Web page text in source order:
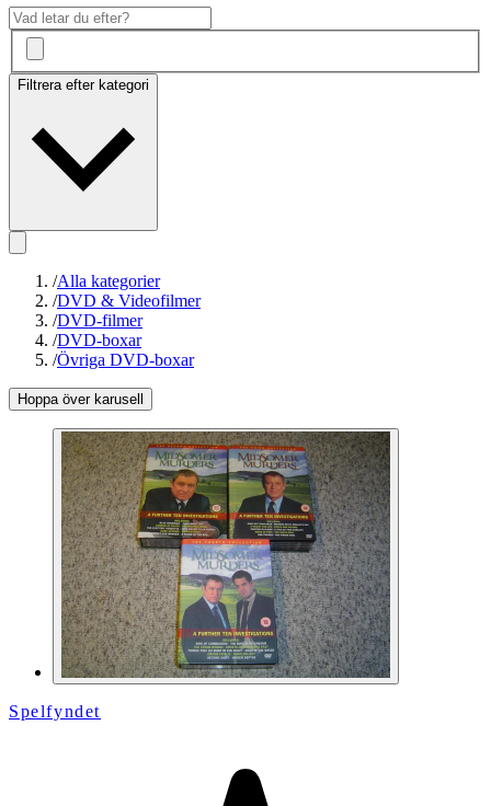
Filtrera efter kategori
/Alla kategorier
/DVD & Videofilmer
/DVD-filmer
/DVD-boxar
/Övriga DVD-boxar
Hoppa över karusell
Spelfyndet